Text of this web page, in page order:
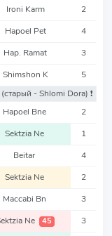
Ironi Karm 2
Hapoel Pet 4
Hap. Ramat 3
Shimshon K
5
(старый - Shlomi Dora) ❗️
Hapoel Bne 2
Sektzia Ne 1
Beitar 4
Sektzia Ne 2
Maccabi Bn 3
Ne 45 3